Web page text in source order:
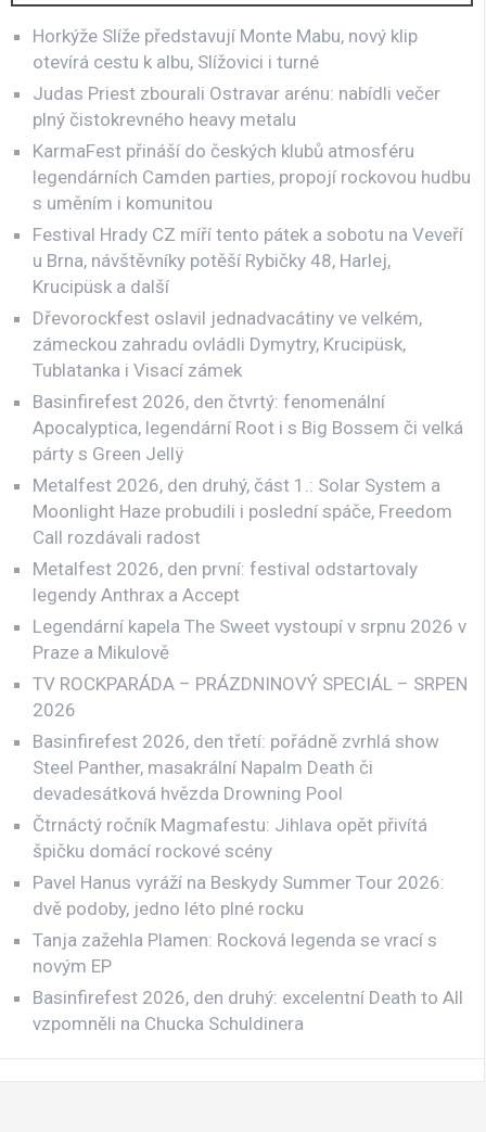
Horkýže Slíže představují Monte Mabu, nový klip
otevírá cestu k albu, Slížovici i turné
Judas Priest zbourali Ostravar arénu: nabídli večer
plný čistokrevného heavy metalu
KarmaFest přináší do českých klubů atmosféru
legendárních Camden parties, propojí rockovou hudbu
s uměním i komunitou
Festival Hrady CZ míří tento pátek a sobotu na Veveří
u Brna, návštěvníky potěší Rybičky 48, Harlej,
Krucipüsk a další
Dřevorockfest oslavil jednadvacátiny ve velkém,
zámeckou zahradu ovládli Dymytry, Krucipüsk,
Tublatanka i Visací zámek
Basinfirefest 2026, den čtvrtý: fenomenální
Apocalyptica, legendární Root i s Big Bossem či velká
párty s Green Jellÿ
Metalfest 2026, den druhý, část 1.: Solar System a
Moonlight Haze probudili i poslední spáče, Freedom
Call rozdávali radost
Metalfest 2026, den první: festival odstartovaly
legendy Anthrax a Accept
Legendární kapela The Sweet vystoupí v srpnu 2026 v
Praze a Mikulově
TV ROCKPARÁDA – PRÁZDNINOVÝ SPECIÁL – SRPEN
2026
Basinfirefest 2026, den třetí: pořádně zvrhlá show
Steel Panther, masakrální Napalm Death či
devadesátková hvězda Drowning Pool
Čtrnáctý ročník Magmafestu: Jihlava opět přivítá
špičku domácí rockové scény
Pavel Hanus vyráží na Beskydy Summer Tour 2026:
dvě podoby, jedno léto plné rocku
Tanja zažehla Plamen: Rocková legenda se vrací s
novým EP
Basinfirefest 2026, den druhý: excelentní Death to All
vzpomněli na Chucka Schuldinera